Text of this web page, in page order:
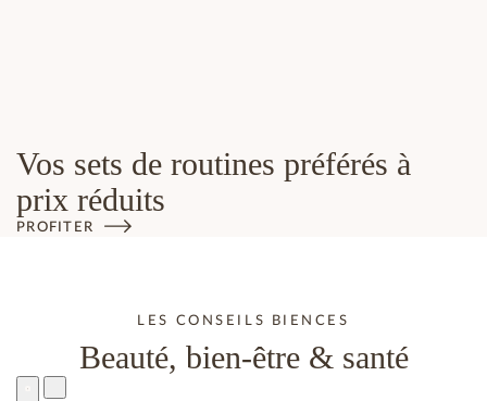
Vos sets de routines préférés à
prix réduits
PROFITER
LES CONSEILS BIENCES
Beauté, bien-être & santé